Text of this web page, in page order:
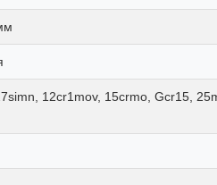
12cr1mov, 15crmo, Gcr15,